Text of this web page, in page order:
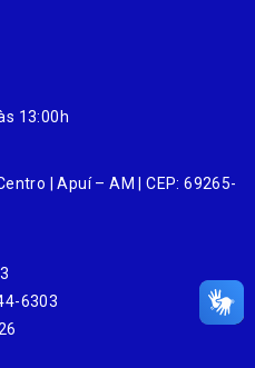
13:00h
| Apuí – AM | CEP: 69265-
6303